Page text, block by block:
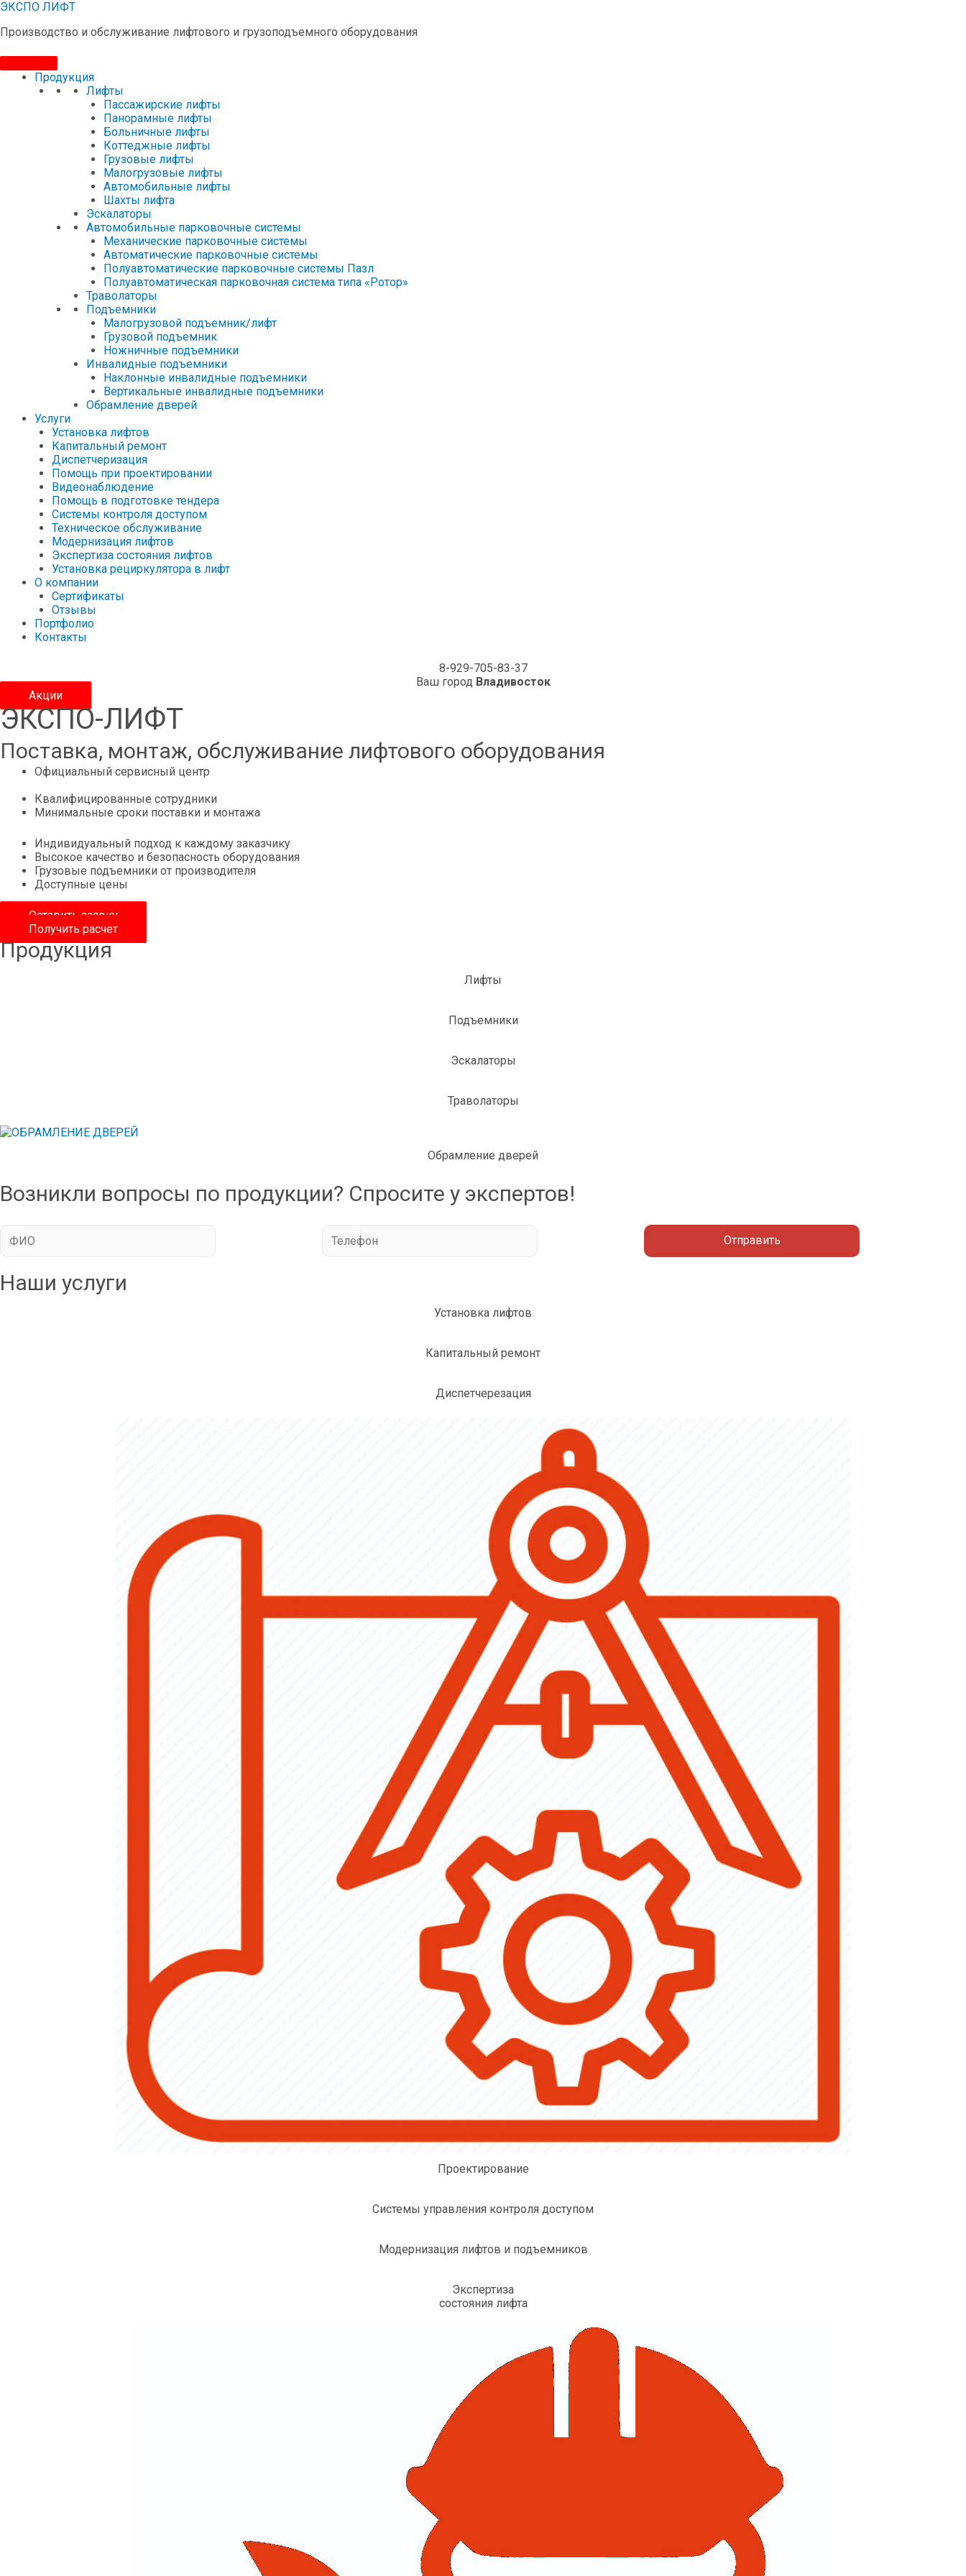
ЭКСПО ЛИФТ
Производство и обслуживание лифтового и грузоподъемного оборудования
Продукция
Лифты
Пассажирские лифты
Панорамные лифты
Больничные лифты
Коттеджные лифты
Грузовые лифты
Малогрузовые лифты
Автомобильные лифты
Шахты лифта
Эскалаторы
Автомобильные парковочные системы
Механические парковочные системы
Автоматические парковочные системы
Полуавтоматические парковочные системы Пазл
Полуавтоматическая парковочная система типа «Ротор»
Траволаторы
Подъемники
Малогрузовой подъемник/лифт
Грузовой подъемник
Ножничные подъемники
Инвалидные подъемники
Наклонные инвалидные подъемники
Вертикальные инвалидные подъемники
Обрамление дверей
Услуги
Установка лифтов
Капитальный ремонт
Диспетчеризация
Помощь при проектировании
Видеонаблюдение
Помощь в подготовке тендера
Системы контроля доступом
Техническое обслуживание
Модернизация лифтов
Экспертиза состояния лифтов
Установка рециркулятора в лифт
О компании
Сертификаты
Отзывы
Портфолио
Контакты
8-929-705-83-37
Ваш город Владивосток
Акции
ЭКСПО-ЛИФТ
Поставка, монтаж, обслуживание лифтового оборудования
Официальный сервисный центр
Квалифицированные сотрудники
Минимальные сроки поставки и монтажа
Индивидуальный подход к каждому заказчику
Высокое качество и безопасность оборудования
Грузовые подъемники от производителя
Доступные цены
Оставить заявку
Получить расчет
Продукция
Лифты
Подъемники
Эскалаторы
Траволаторы
Обрамление дверей
Возникли вопросы по продукции? Спросите у экспертов!
Наши услуги
Установка лифтов
Капитальный ремонт
Диспетчерезация
Проектирование
Системы управления контроля доступом
Модернизация лифтов и подъемников
Экспертиза
состояния лифта